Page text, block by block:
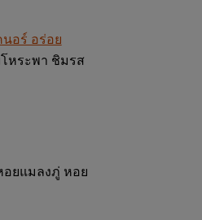
อร์ อร่อย
หระพา ชิมรส
อยแมลงภู่ หอย